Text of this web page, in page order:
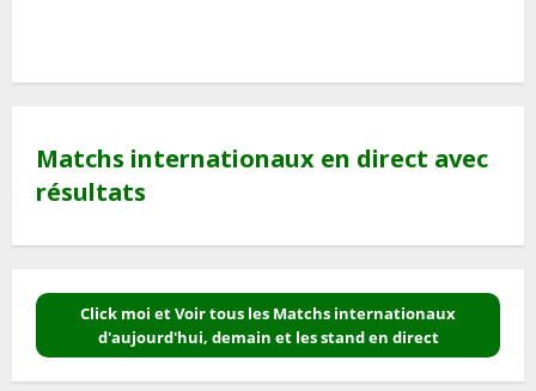
Matchs internationaux en direct avec
résultats
Click moi et Voir tous les Matchs internationaux
d'aujourd'hui, demain et les stand en direct